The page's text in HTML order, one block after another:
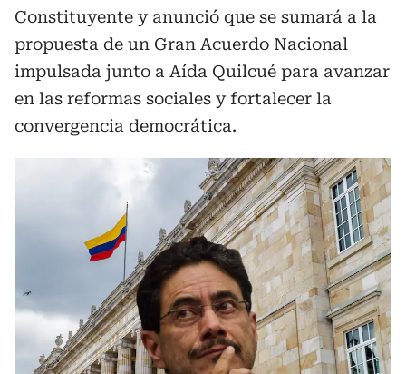
Constituyente y anunció que se sumará a la
propuesta de un Gran Acuerdo Nacional
impulsada junto a Aída Quilcué para avanzar
en las reformas sociales y fortalecer la
convergencia democrática.